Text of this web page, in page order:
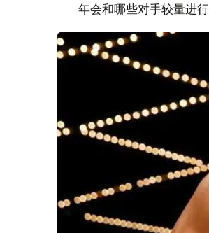
年会和哪些对手较量进行